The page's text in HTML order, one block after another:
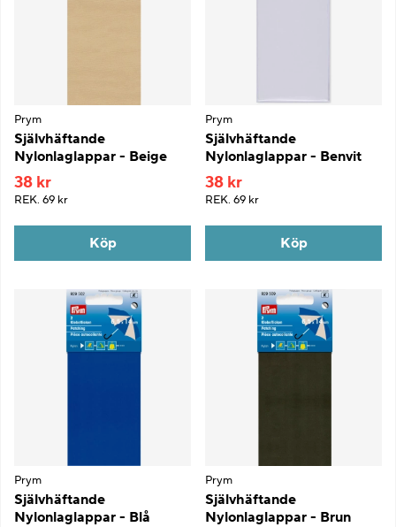
Prym
Självhäftande
Nylonlaglappar - Beige
38 kr
REK. 69 kr
Köp
Prym
Självhäftande
Nylonlaglappar - Benvit
38 kr
REK. 69 kr
Köp
Prym
Självhäftande
Nylonlaglappar - Blå
Prym
Självhäftande
Nylonlaglappar - Brun